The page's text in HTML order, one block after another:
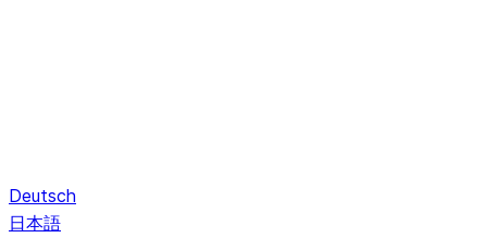
Deutsch
日本語